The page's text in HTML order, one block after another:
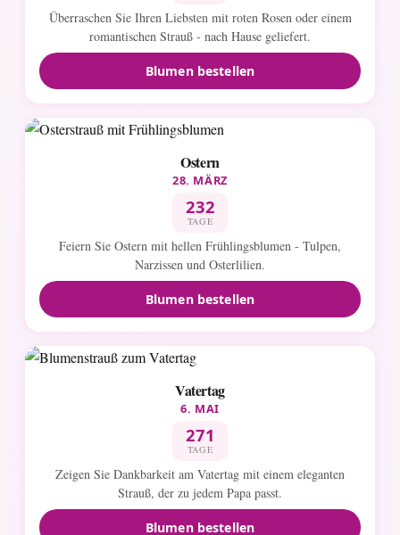
Überraschen Sie Ihren Liebsten mit roten Rosen oder einem
romantischen Strauß - nach Hause geliefert.
Blumen bestellen
Ostern
28. MÄRZ
232
TAGE
Feiern Sie Ostern mit hellen Frühlingsblumen - Tulpen,
Narzissen und Osterlilien.
Blumen bestellen
Vatertag
6. MAI
271
TAGE
Zeigen Sie Dankbarkeit am Vatertag mit einem eleganten
Strauß, der zu jedem Papa passt.
Blumen bestellen